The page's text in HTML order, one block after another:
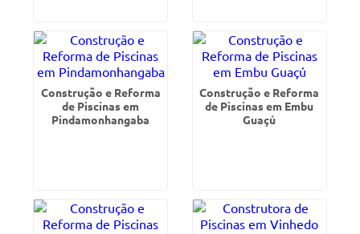
Construção e Reforma
de Piscinas em
Pindamonhangaba
Construção e Reforma
de Piscinas em Embu
Guaçú